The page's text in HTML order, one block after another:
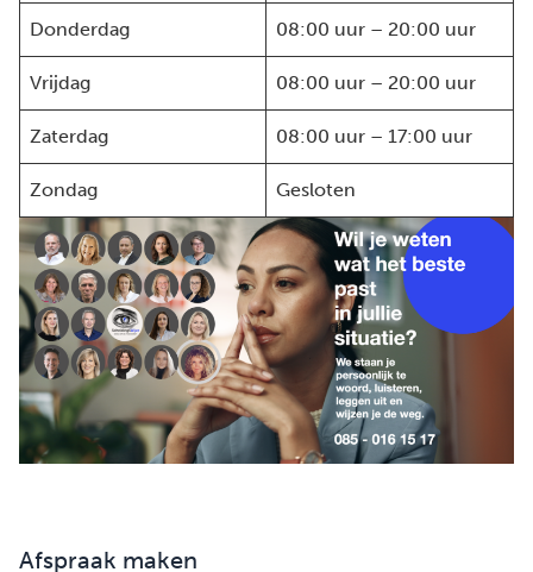
Donderdag 08:00 uur – 20:00 uur
Vrijdag 08:00 uur – 20:00 uur
Zaterdag 08:00 uur – 17:00 uur
Zondag Gesloten
Afspraak maken